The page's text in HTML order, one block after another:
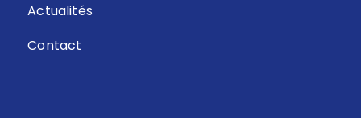
Actualités
Contact